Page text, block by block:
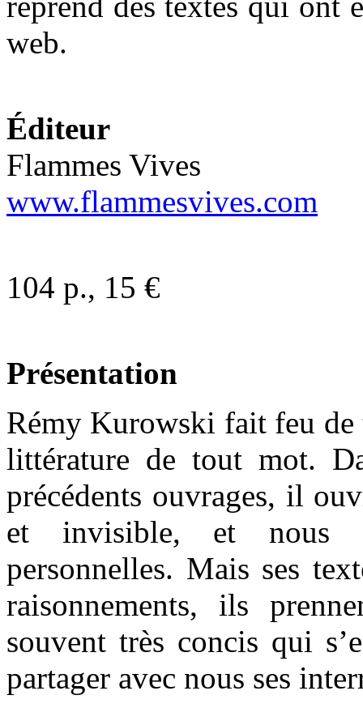
web.
Éditeur
Flammes Vives
www.flammesvives.com
104 p., 15 €
Présentation
Rémy Kurowski fait feu
littérature de tout mot.
précédents ouvrages, il
et invisible, et nous
personnelles. Mais ses
raisonnements, ils
souvent très concis qui
partager avec nous ses